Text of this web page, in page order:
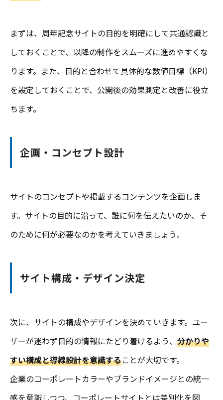
まずは、周年記念サイトの目的を明確にして共通認識と
しておくことで、以降の制作をスムーズに進めやすくな
ります。また、目的と合わせて具体的な数値目標（KPI）
を設定しておくことで、公開後の効果測定と改善に役立
ちます。
企画・コンセプト設計
サイトのコンセプトや掲載するコンテンツを企画しま
す。サイトの目的に沿って、誰に何を伝えたいのか、そ
のために何が必要なのかを考えていきましょう。
サイト構成・デザイン決定
次に、サイトの構成やデザインを決めていきます。ユー
ザーが迷わず目的の情報にたどり着けるよう、 分かりや
すい構成と導線設計を意識することが大切です。
企業のコーポレートカラーやブランドイメージとの統一